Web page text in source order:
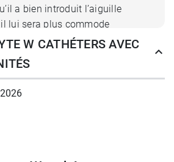
a bien introduit l’aiguille
lui sera plus commode
dans celle-ci à l’aide du
de la canule.
également de
W CATHÉTERS AVEC